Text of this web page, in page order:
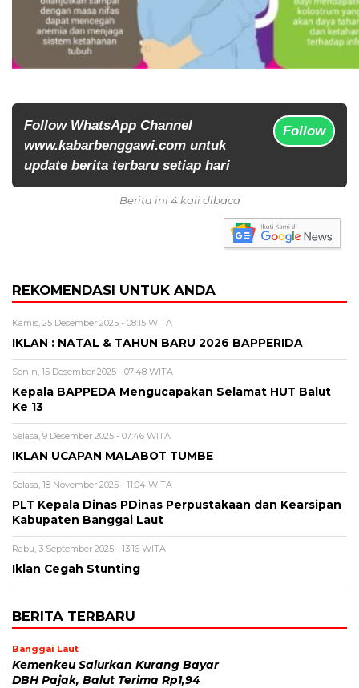
Follow WhatsApp Channel
www.kabarbenggawi.com untuk
update berita terbaru setiap hari
Follow
Berita ini 4 kali dibaca
REKOMENDASI UNTUK ANDA
Kamis, 25 Desember 2025 - 08:15 WITA
IKLAN : NATAL & TAHUN BARU 2026 BAPPERIDA
Senin, 15 Desember 2025 - 07:48 WITA
Kepala BAPPEDA Mengucapakan Selamat HUT Balut
Ke 13
Selasa, 9 Desember 2025 - 07:46 WITA
IKLAN UCAPAN MALABOT TUMBE
Selasa, 18 November 2025 - 11:04 WITA
PLT Kepala Dinas PDinas Perpustakaan dan Kearsipan
Kabupaten Banggai Laut
Rabu, 3 September 2025 - 13:16 WITA
Iklan Cegah Stunting
BERITA TERBARU
Banggai Laut
Kemenkeu Salurkan Kurang Bayar
DBH Pajak, Balut Terima Rp1,94